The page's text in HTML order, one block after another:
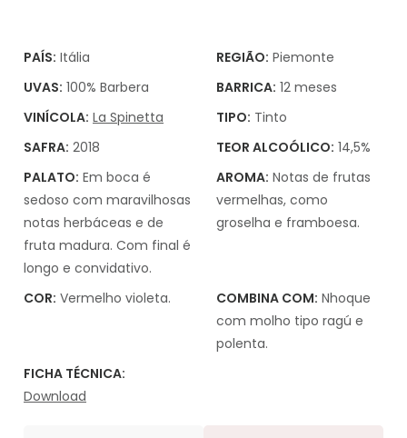
VINÍCOLA: La Spinetta
PAÍS: Itália
SAFRA: 2018 TEOR ALCOÓLICO: 14,5%
BARRICA: 12 meses
COR: Vermelho violeta.
AROMA: Notas de frutas
vermelhas, como
groselha e framboesa.
PALATO: Em boca é
sedoso com maravilhosas
notas herbáceas e de
fruta madura. Com final é
longo e convidativo.
COMBINA COM: Nhoque
com molho tipo ragú e
polenta.
UVAS: 100% Barbera
TIPO: Tinto
REGIÃO: Piemonte
FICHA TÉCNICA:
Download